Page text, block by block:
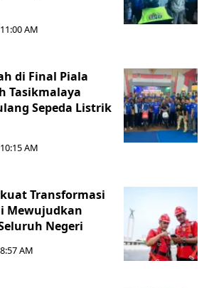
AM
di Final Piala
Tasikmalaya
Sepeda Listrik
AM
Transformasi
Mewujudkan
Negeri
AM